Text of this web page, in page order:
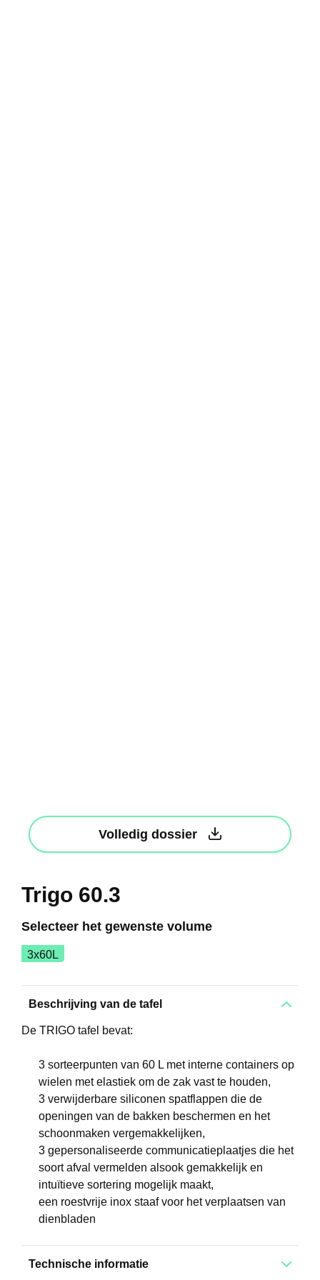
Volledig dossier
Trigo 60.3
Selecteer het gewenste volume
3x60L
Beschrijving van de tafel
De TRIGO tafel bevat:
3 sorteerpunten van 60 L met interne containers op
wielen met elastiek om de zak vast te houden,
3 verwijderbare siliconen spatflappen die de
openingen van de bakken beschermen en het
schoonmaken vergemakkelijken,
3 gepersonaliseerde communicatieplaatjes die het
soort afval vermelden alsook gemakkelijk en
intuïtieve sortering mogelijk maakt,
een roestvrije inox staaf voor het verplaatsen van
dienbladen
Technische informatie